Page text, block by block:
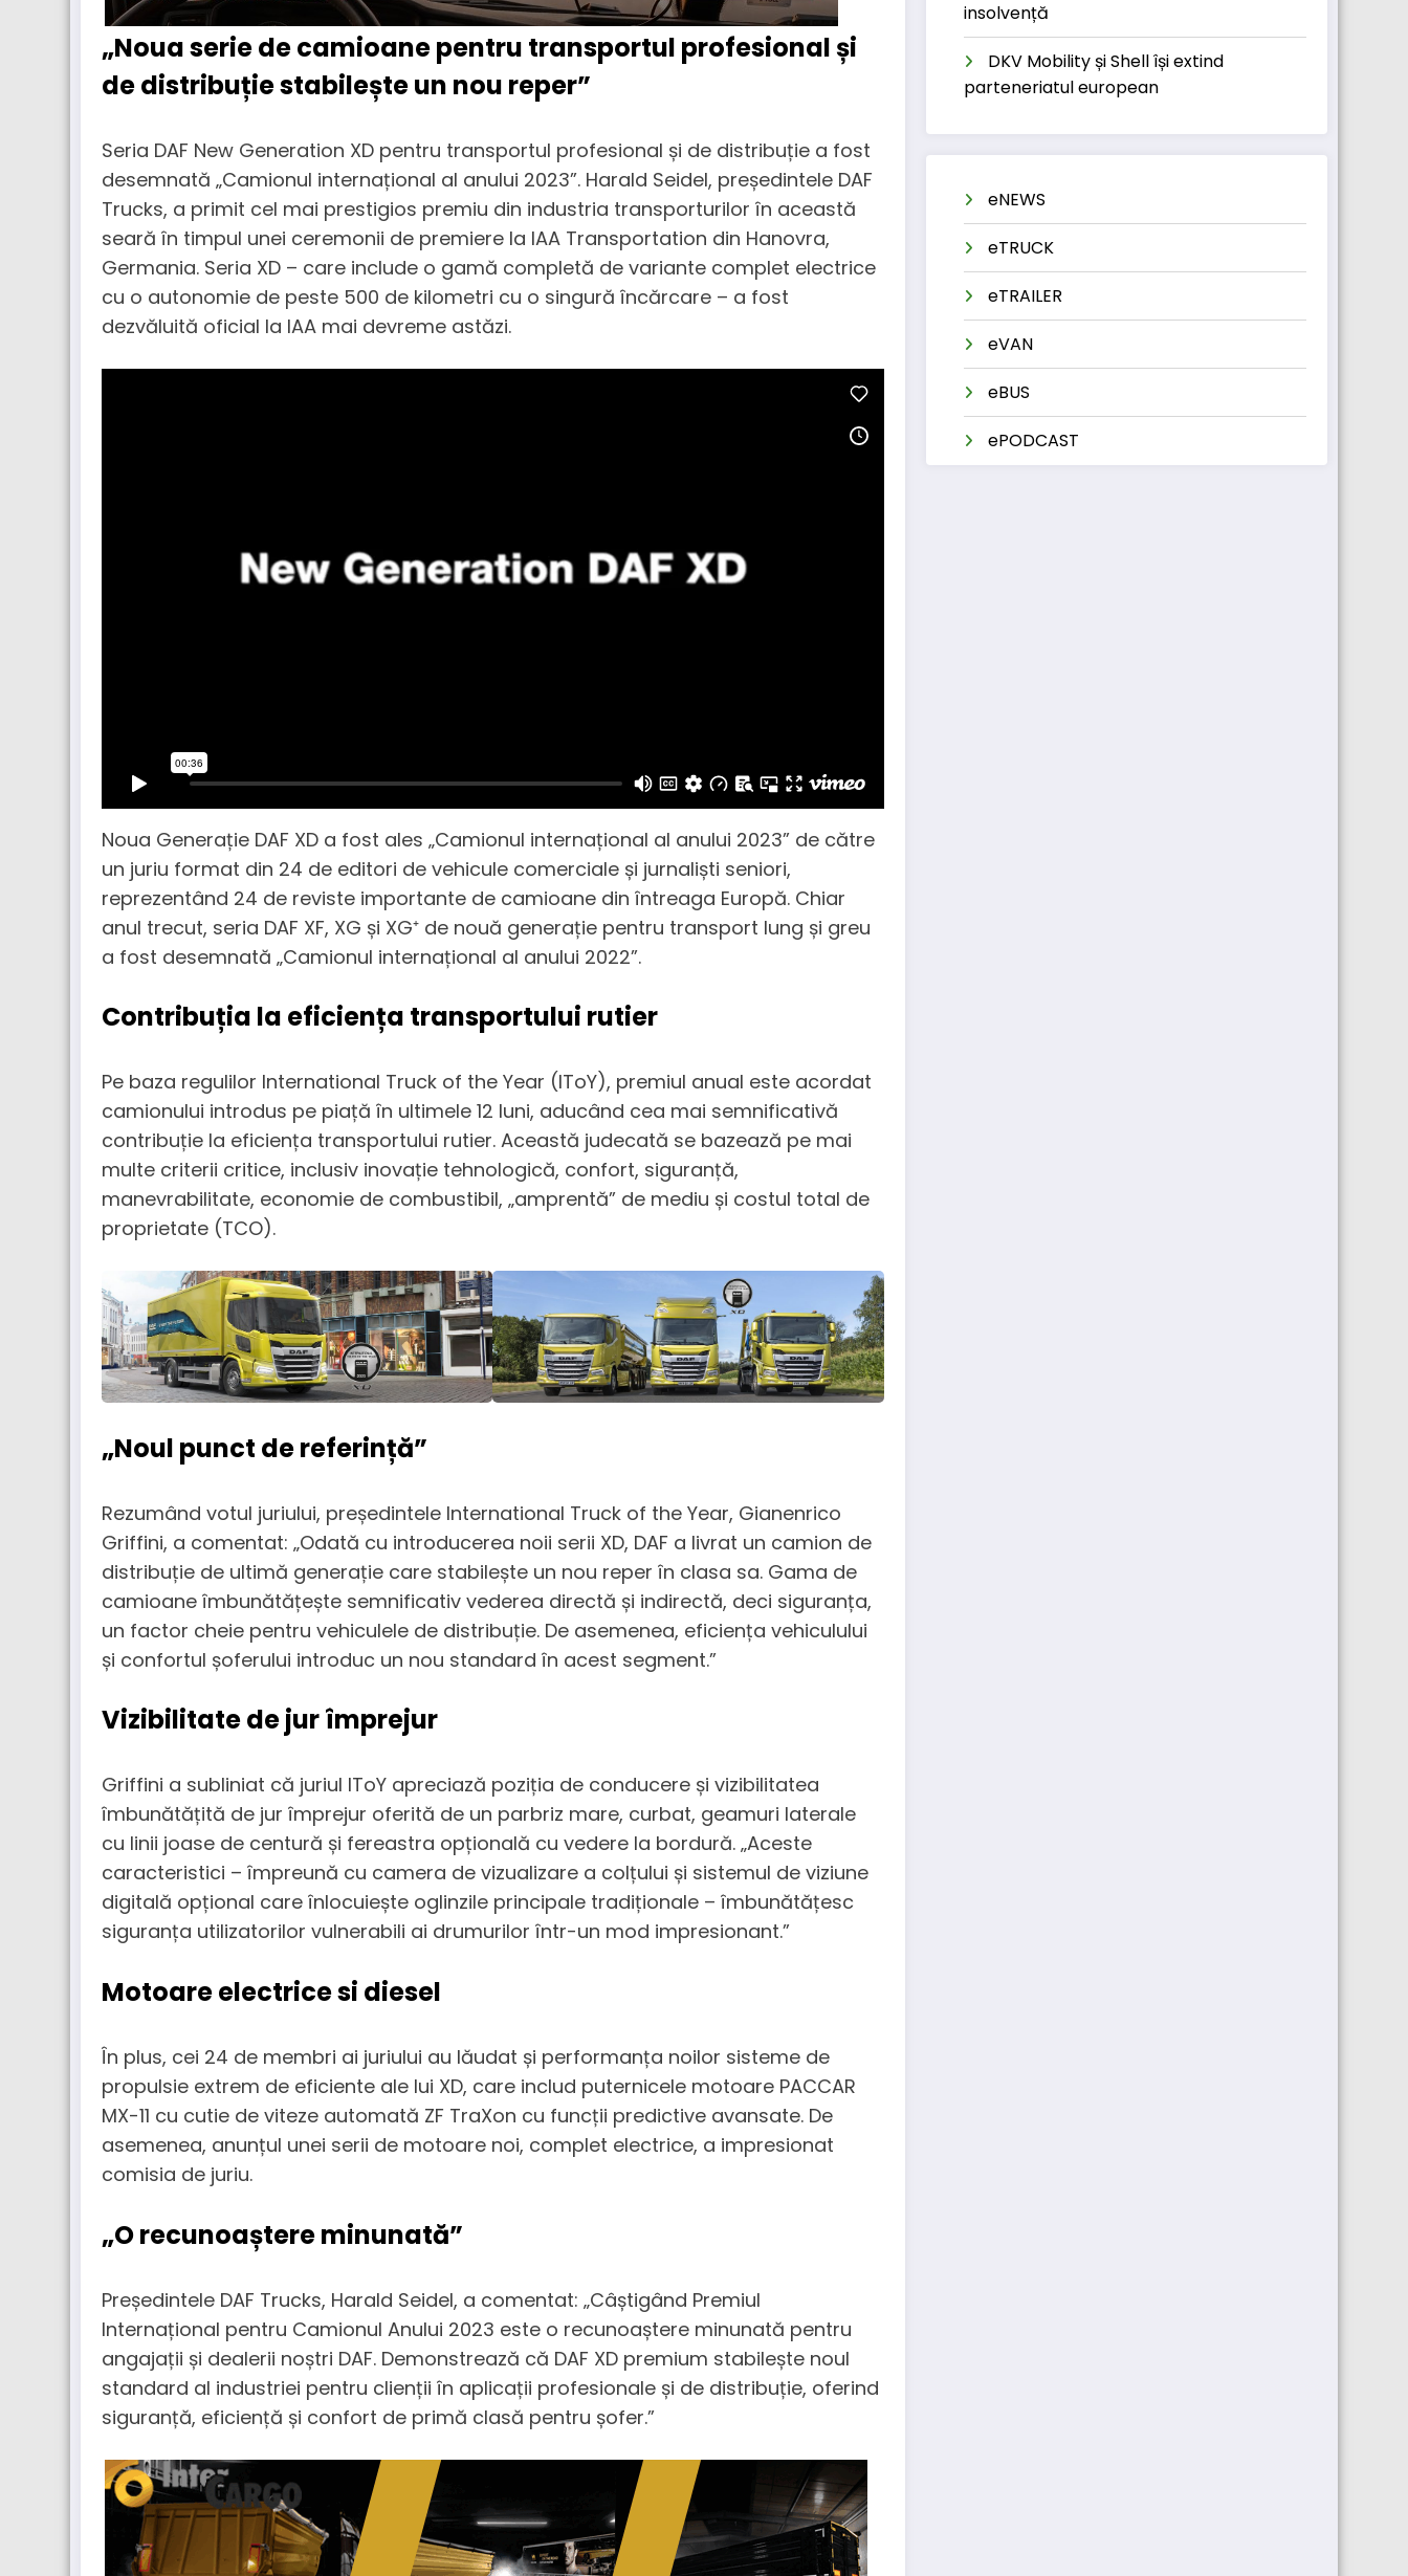
„Noua serie de camioane pentru transportul profesional și
de distribuție stabilește un nou reper”
Seria DAF New Generation XD pentru transportul profesional și de distribuție a fost
desemnată „Camionul internațional al anului 2023”. Harald Seidel, președintele DAF
Trucks, a primit cel mai prestigios premiu din industria transporturilor în această
seară în timpul unei ceremonii de premiere la IAA Transportation din Hanovra,
Germania. Seria XD – care include o gamă completă de variante complet electrice
cu o autonomie de peste 500 de kilometri cu o singură încărcare – a fost
dezvăluită oficial la IAA mai devreme astăzi.
Noua Generație DAF XD a fost ales „Camionul internațional al anului 2023” de către
un juriu format din 24 de editori de vehicule comerciale și jurnaliști seniori,
reprezentând 24 de reviste importante de camioane din întreaga Europă. Chiar
anul trecut, seria DAF XF, XG și XG⁺ de nouă generație pentru transport lung și greu
a fost desemnată „Camionul internațional al anului 2022”.
Contribuția la eficiența transportului rutier
Pe baza regulilor International Truck of the Year (IToY), premiul anual este acordat
camionului introdus pe piață în ultimele 12 luni, aducând cea mai semnificativă
contribuție la eficiența transportului rutier. Această judecată se bazează pe mai
multe criterii critice, inclusiv inovație tehnologică, confort, siguranță,
manevrabilitate, economie de combustibil, „amprentă” de mediu și costul total de
proprietate (TCO).
„Noul punct de referință”
Rezumând votul juriului, președintele International Truck of the Year, Gianenrico
Griffini, a comentat: „Odată cu introducerea noii serii XD, DAF a livrat un camion de
distribuție de ultimă generație care stabilește un nou reper în clasa sa. Gama de
camioane îmbunătățește semnificativ vederea directă și indirectă, deci siguranța,
un factor cheie pentru vehiculele de distribuție. De asemenea, eficiența vehiculului
și confortul șoferului introduc un nou standard în acest segment.”
Vizibilitate de jur împrejur
Griffini a subliniat că juriul IToY apreciază poziția de conducere și vizibilitatea
îmbunătățită de jur împrejur oferită de un parbriz mare, curbat, geamuri laterale
cu linii joase de centură și fereastra opțională cu vedere la bordură. „Aceste
caracteristici – împreună cu camera de vizualizare a colțului și sistemul de viziune
digitală opțional care înlocuiește oglinzile principale tradiționale – îmbunătățesc
siguranța utilizatorilor vulnerabili ai drumurilor într-un mod impresionant.”
Motoare electrice si diesel
În plus, cei 24 de membri ai juriului au lăudat și performanța noilor sisteme de
propulsie extrem de eficiente ale lui XD, care includ puternicele motoare PACCAR
MX-11 cu cutie de viteze automată ZF TraXon cu funcții predictive avansate. De
asemenea, anunțul unei serii de motoare noi, complet electrice, a impresionat
comisia de juriu.
„O recunoaștere minunată”
Președintele DAF Trucks, Harald Seidel, a comentat: „Câștigând Premiul
Internațional pentru Camionul Anului 2023 este o recunoaștere minunată pentru
angajații și dealerii noștri DAF. Demonstrează că DAF XD premium stabilește noul
standard al industriei pentru clienții în aplicații profesionale și de distribuție, oferind
siguranță, eficiență și confort de primă clasă pentru șofer.”
insolvență
DKV Mobility și Shell își extind
parteneriatul european
eNEWS
eTRUCK
eTRAILER
eVAN
eBUS
ePODCAST